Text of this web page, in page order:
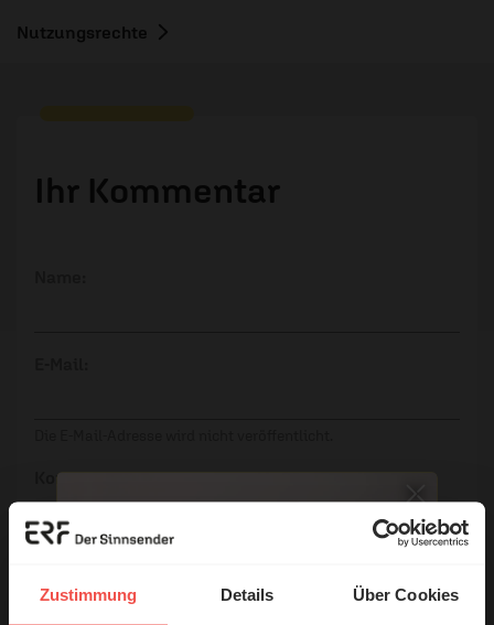
Zustimmung Details Über Cookies
Nutzungsrechte
Ihr Kommentar
Kommentar:
Meinen Kommentar nicht öffentlich teilen.